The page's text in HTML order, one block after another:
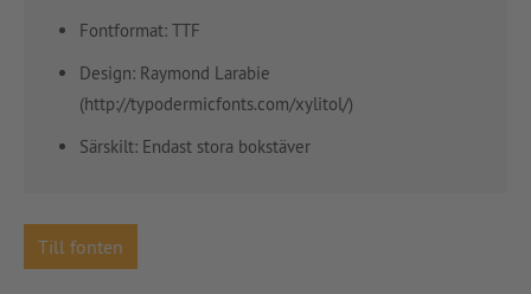
Fontformat: TTF
Design: Raymond Larabie
(http://typodermicfonts.com/xylitol/)
Särskilt: Endast stora bokstäver
Till fonten